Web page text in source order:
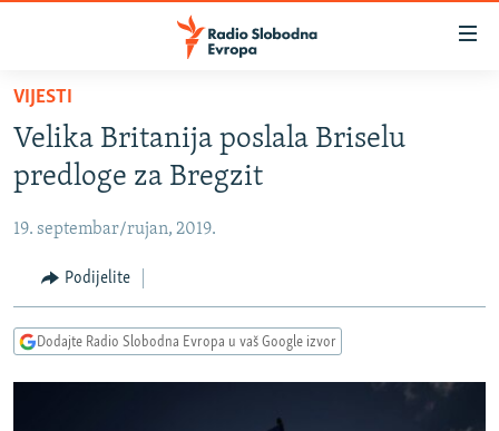
Pređite
glavni
sadržaj
Pređite
na
navigaciju
Pređite
na
VIJESTI
BOSNA I HERCEGOVINA
SRBIJA
KOSOVO
CRNA GORA
VIDEO
PODCASTI
VIJESTI
Velika Britanija poslala Briselu
predloge za Bregzit
19. septembar/rujan, 2019.
Podijelite
Dodajte Radio Slobodna Evropa u vaš Google izvor